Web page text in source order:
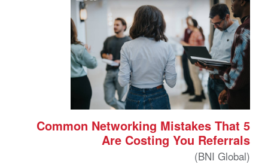
5 Common Networking Mistakes That
Are Costing You Referrals
(BNI Global)